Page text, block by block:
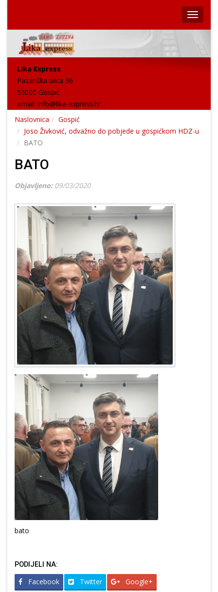
Lika Express
Pazariška ulica 36
53000 Gospić
email: info@lika-express.hr
Naslovnica
Gospić
Joso Živković, odvažno do pobjede u gospićkom HDZ-u
BATO
BATO
Objavljeno: 09/03/2020
bato
PODIJELI NA:
Facebook Twitter Google+